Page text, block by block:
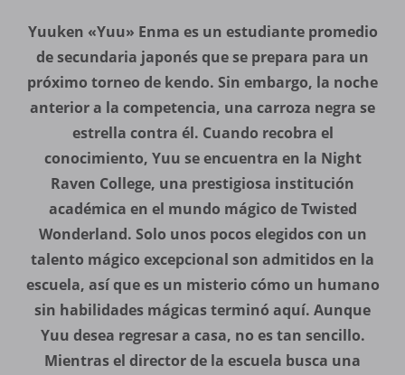
Yuuken «Yuu» Enma es un estudiante promedio
de secundaria japonés que se prepara para un
próximo torneo de kendo. Sin embargo, la noche
anterior a la competencia, una carroza negra se
estrella contra él. Cuando recobra el
conocimiento, Yuu se encuentra en la Night
Raven College, una prestigiosa institución
académica en el mundo mágico de Twisted
Wonderland. Solo unos pocos elegidos con un
talento mágico excepcional son admitidos en la
escuela, así que es un misterio cómo un humano
sin habilidades mágicas terminó aquí. Aunque
Yuu desea regresar a casa, no es tan sencillo.
Mientras el director de la escuela busca una